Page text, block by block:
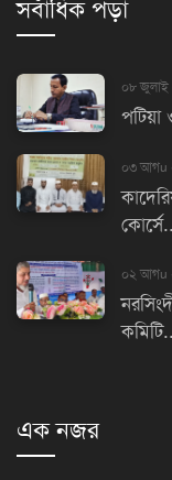
সর্বাধিক পড়া
০৮
পটিয়া
০৩ আগu
০২ আগu
এক নজর